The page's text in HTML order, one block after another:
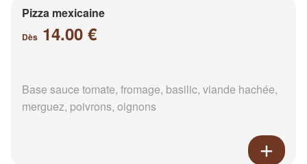
Pizza mexicaine
Dès 14.00 €
Base sauce tomate, fromage, basilic, viande hachée,
merguez, poivrons, oignons